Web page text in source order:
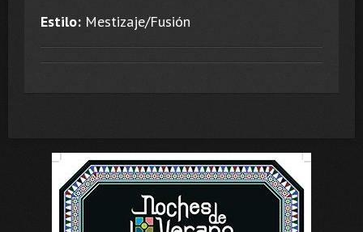
Estilo: Mestizaje/Fusión